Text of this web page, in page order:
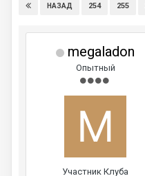
НАЗАД 254 255
megaladon
Опытный
Участник Клуба